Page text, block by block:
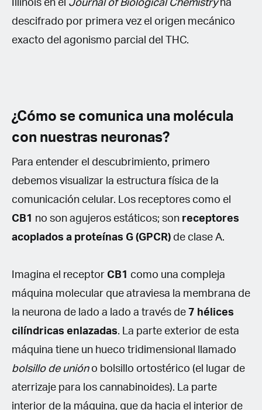
Illinois en el Journal of Biological Chemistryha
descifrado por primera vez el origen mecánico
exacto del agonismo parcial del THC.
¿Cómo se comunica una molécula
con nuestras neuronas?
Para entender el descubrimiento, primero
debemos visualizar la estructura física de la
comunicación celular. Los receptores como el
CB1
no son agujeros estáticos; son receptores
acoplados a proteínas G (GPCR) de clase A.
Imagina el receptor CB1 como una compleja
máquina molecular que atraviesa la membrana de
la neurona de lado a lado a través de 7 hélices
cilíndricas enlazadas. La parte exterior de esta
máquina tiene un hueco tridimensional llamado
bolsillo de unióno bolsillo ortostérico (el lugar de
aterrizaje para los cannabinoides). La parte
interior de la máquina, que da hacia el interior de